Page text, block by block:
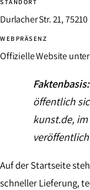
STANDORT
Durlacher Str. 21,
WEBPRÄSENZ
Offizielle Website
Faktenbasis:
öffentlich
kunst.de,
Auf der Startseite
schneller Lieferung,